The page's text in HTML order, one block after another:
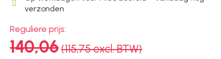
verzonden
Reguliere prijs:
140,06(115,75 excl. BTW)